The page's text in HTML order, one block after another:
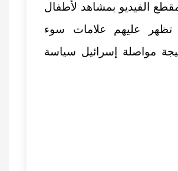
الفيديو بمشاهد لأطفال
عليهم علامات سوء
مواصلة إسرائيل سياسة